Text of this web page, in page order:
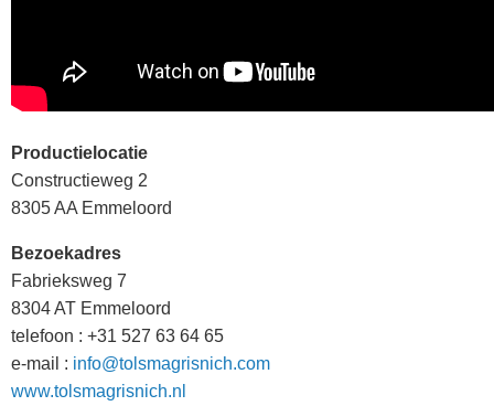
Productielocatie
Constructieweg 2
8305 AA Emmeloord
Bezoekadres
Fabrieksweg 7
8304 AT Emmeloord
telefoon : +31 527 63 64 65
e-mail : info@tolsmagrisnich.com
www.tolsmagrisnich.nl